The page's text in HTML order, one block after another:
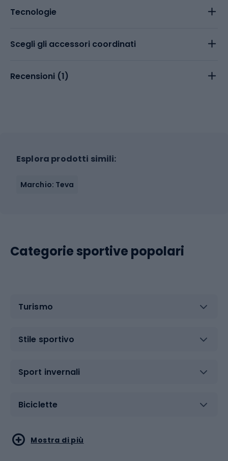
Tecnologie
Scegli gli accessori coordinati
Recensioni (1)
Esplora prodotti simili:
Marchio: Teva
Categorie sportive popolari
Turismo
Stile sportivo
Sport invernali
Biciclette
Sport acquatici
Sport di arti marziali
Mostra di più